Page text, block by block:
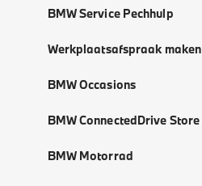
BMW Service Pechhulp
Werkplaatsafspraak maken
BMW Occasions
BMW ConnectedDrive Store
BMW Motorrad